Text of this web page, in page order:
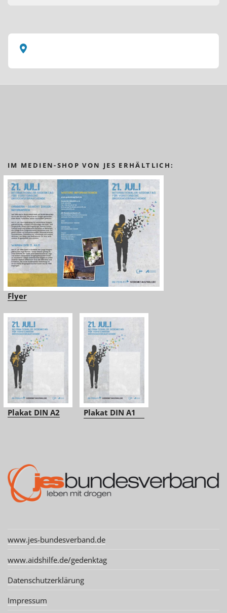
IM MEDIEN-SHOP VON JES ERHÄLTLICH:
Flyer
Plakat DIN A2 Plakat DIN A1
www.jes-bundesverband.de
www.aidshilfe.de/gedenktag
Datenschutzerklärung
Impressum